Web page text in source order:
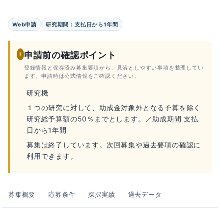
Web申請 研究期間：支払日から1年間
! 申請前の確認ポイント
登録情報と保存済み募集要項から、見落としやすい事項を整理してい
ます。申請時は公式情報をご確認ください。
研究機
１つの研究に対して、助成金対象外となる予算を除く
研究総予算額の50％までとします。／助成期間 支払
日から1年間
募集は終了しています。次回募集や過去要項の確認に
利用できます。
募集概要 応募条件 採択実績 過去データ